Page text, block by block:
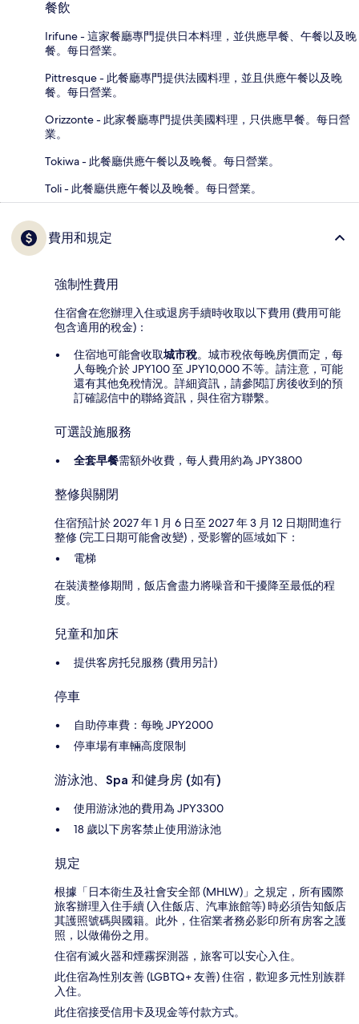
餐飲
Irifune - 這家餐廳專門提供日本料理，並供應早餐、午餐以及晚
餐。每日營業。
Pittresque - 此餐廳專門提供法國料理，並且供應午餐以及晚
餐。每日營業。
Orizzonte - 此家餐廳專門提供美國料理，只供應早餐。每日營
業。
Tokiwa - 此餐廳供應午餐以及晚餐。每日營業。
Toli - 此餐廳供應午餐以及晚餐。每日營業。
費用和規定
強制性費用
住宿會在您辦理入住或退房手續時收取以下費用 (費用可能
包含適用的稅金)：
住宿地可能會收取城市稅。城市稅依每晚房價而定，每
人每晚介於 JPY100 至 JPY10,000 不等。請注意，可能
還有其他免稅情況。詳細資訊，請參閱訂房後收到的預
訂確認信中的聯絡資訊，與住宿方聯繫。
可選設施服務
全套早餐需額外收費，每人費用約為 JPY3800
整修與關閉
住宿預計於 2027 年 1 月 6 日至 2027 年 3 月 12 日期間進行
整修 (完工日期可能會改變)，受影響的區域如下：
電梯
在裝潢整修期間，飯店會盡力將噪音和干擾降至最低的程
度。
兒童和加床
提供客房托兒服務 (費用另計)
停車
自助停車費：每晚 JPY2000
停車場有車輛高度限制
游泳池、Spa 和健身房 (如有)
使用游泳池的費用為 JPY3300
18 歲以下房客禁止使用游泳池
規定
根據「日本衛生及社會安全部 (MHLW)」之規定，所有國際
旅客辦理入住手續 (入住飯店、汽車旅館等) 時必須告知飯店
其護照號碼與國籍。此外，住宿業者務必影印所有房客之護
照，以做備份之用。
住宿有滅火器和煙霧探測器，旅客可以安心入住。
此住宿為性別友善 (LGBTQ+ 友善) 住宿，歡迎多元性別族群
入住。
此住宿接受信用卡及現金等付款方式。